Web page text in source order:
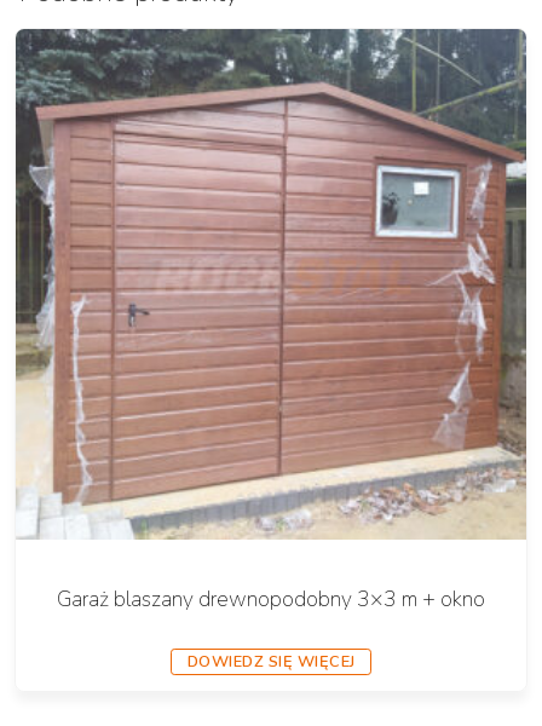
Garaż blaszany drewnopodobny 3×3 m + okno
DOWIEDZ SIĘ WIĘCEJ